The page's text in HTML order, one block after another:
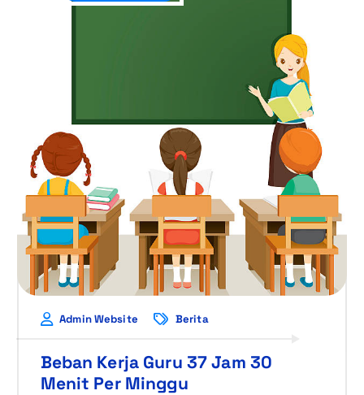
Admin Website Berita
Beban Kerja Guru 37 Jam 30
Menit Per Minggu